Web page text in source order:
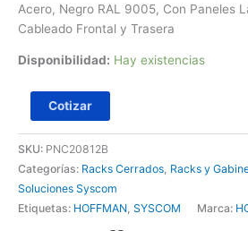
Acero, Negro RAL 9005, Con Paneles
Cableado Frontal y Trasera
Disponibilidad: Hay existencias
Cotizar
SKU: PNC20812B
Categorías: Racks Cerrados Racks y
Soluciones Syscom
Etiquetas: HOFFMAN SYSCOM Marca: